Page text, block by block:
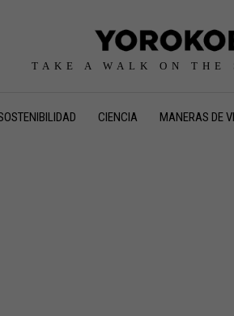
TAKE A WALK ON THE
CIENCIA MANERAS DE